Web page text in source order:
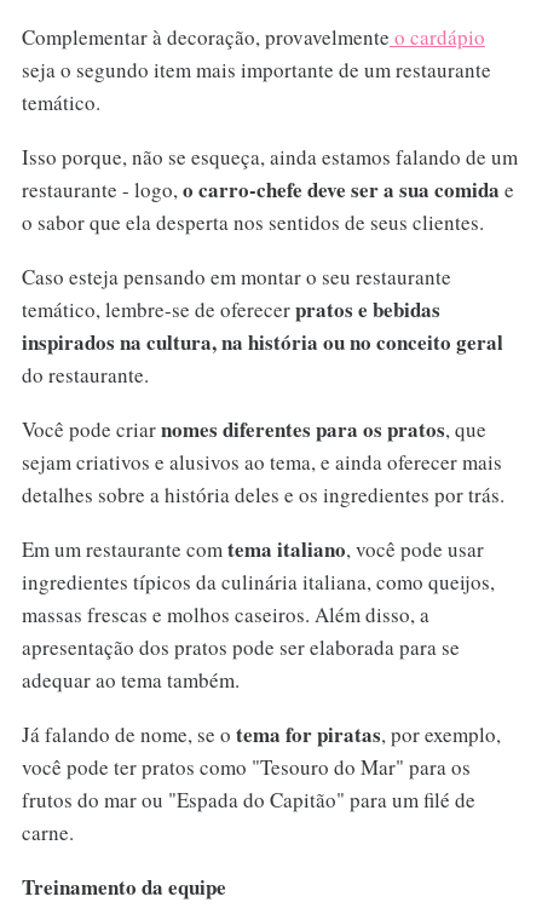
Complementar à decoração, provavelmente o cardápio
seja o segundo item mais importante de um restaurante
temático.
Isso porque, não se esqueça, ainda estamos falando de um
restaurante - logo,o carro-chefe deve ser a sua comida e
o sabor que ela desperta nos sentidos de seus clientes.
Caso esteja pensando em montar o seu restaurante
temático, lembre-se de oferecerpratos e bebidas
inspirados na cultura, na história ou no conceito geral
do restaurante.
Você pode criarnomes diferentes para os pratos, que
sejam criativos e alusivos ao tema, e ainda oferecer mais
detalhes sobre a história deles e os ingredientes por trás.
Em um restaurante comtema italiano, você pode usar
ingredientes típicos da culinária italiana, como queijos,
massas frescas e molhos caseiros. Além disso, a
apresentação dos pratos pode ser elaborada para se
adequar ao tema também.
Já falando de nome, se o tema for piratas, por exemplo,
você pode ter pratos como "Tesouro do Mar" para os
frutos do mar ou "Espada do Capitão" para um filé de
carne.
Treinamento da equipe